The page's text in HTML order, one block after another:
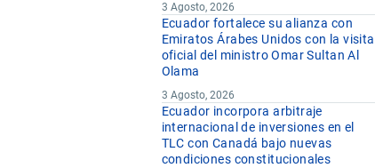
3 Agosto, 2026
Ecuador fortalece su alianza con
Emiratos Árabes Unidos con la visita
oficial del ministro Omar Sultan Al
Olama
3 Agosto, 2026
Ecuador incorpora arbitraje
internacional de inversiones en el
TLC con Canadá bajo nuevas
condiciones constitucionales